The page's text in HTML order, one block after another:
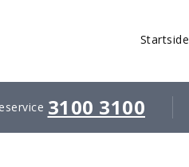
Startside
3100 3100